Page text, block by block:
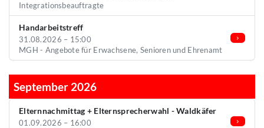
Integrationsbeauftragte
Handarbeitstreff
31.08.2026 – 15:00
MGH - Angebote für Erwachsene, Senioren und Ehrenamt
September 2026
Elternnachmittag + Elternsprecherwahl - Waldkäfer
01.09.2026 – 16:00